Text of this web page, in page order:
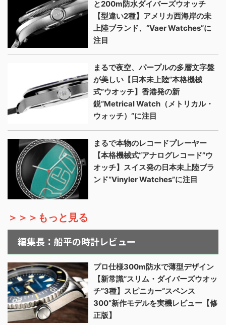
と200m防水ダイバーズウオッチ
【型違い2種】アメリカ西海岸の未
上陸ブランド、“Vaer Watches”に
注目
まるで夜空、パープルの多層文字盤
が美しい【日本未上陸“本格機械
式”ウオッチ】香港発の新
鋭“Metrical Watch（メトリカル・
ウォッチ）”に注目
まるで本物のレコードプレーヤー
【本格機械式“アナログレコード”ウ
オッチ】スイス発の日本未上陸ブラ
ンド“Vinyler Watches”に注目
＞＞＞もっと見る
編集長：船平の時計レビュー
プロ仕様300m防水で薄型デザイン
【新常識“スリム・ダイバーズウオッ
チ”3種】スピニカー“スペンス
300”新作モデルを実機レビュー【修
正版】